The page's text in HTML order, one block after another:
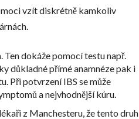
vzít diskrétně kamkoliv
dokáže pomocí testu např.
důkladné přímé anamnéze pak i
Při potvrzení IBS se může
a nejvhodnější kúru.
z Manchesteru, že tento druh